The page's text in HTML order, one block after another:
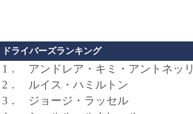
ドライバーズランキング
1． アンドレア・キミ・アントネッリ
2．
ルイス・ハミルトン
3．
ジョージ・ラッセル